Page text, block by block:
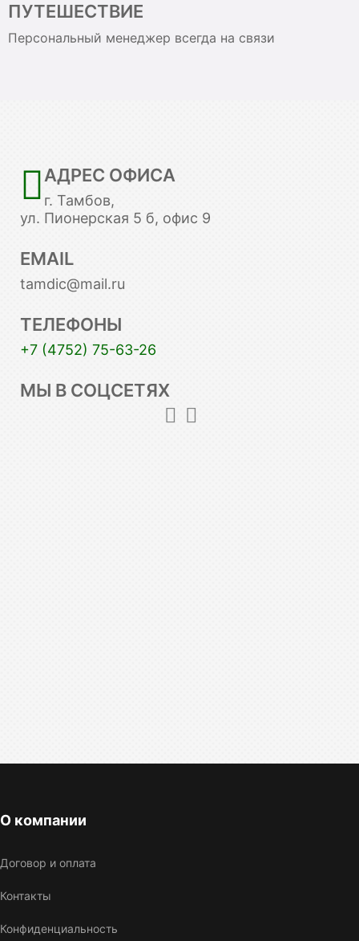
ПУТЕШЕСТВИЕ
Персональный менеджер всегда на связи
АДРЕС ОФИСА
г. Тамбов,
ул. Пионерская 5 б, офис 9
EMAIL
tamdic@mail.ru
ТЕЛЕФОНЫ
+7 (4752) 75-63-26
МЫ В СОЦСЕТЯХ
О компании
Договор и оплата
Контакты
Конфиденциальность